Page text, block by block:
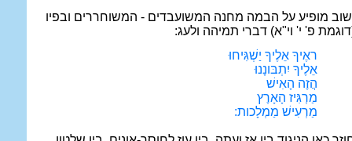
מופיע על הבמה מחנה המשועבדים - המשוחררים ובפיו
פ' י' וי"א) דברי תמיהה ולעג:
ראֶיךָ אֵלֶיךָ יַשְׁגִּיחוּ
אֵלֶיךָ יִתְבּונָנוּ
הֲזֶה הָאִישׁ
מַרְגִּיז הָאָרֶץ
מַרְעִישׁ מַמְלָכות: